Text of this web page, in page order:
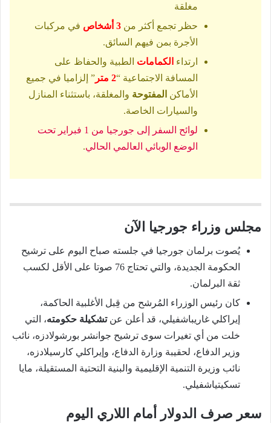
مغلقة
حظر تجمع أكثر من 3 أشخاص
في مركبات
الأجرة بمن فيهم السائق.
ارتداء الكمامات الطبية والحفاظ على
المسافة الاجتماعية “2 متر
” إلزاميا في جميع
الأماكن المفتوحة والمغلقة، باستثناء المنازل
والسيارات الخاصة.
لوائح السفر إلى جورجيا من 1 فبراير تحت
الوضع الوبائي العالمي الحالي.
مجلس وزراء جورجيا الآن
يُصوت برلمان جورجيا في جلسته صباح اليوم على ترشيح
الحكومة الجديدة، والتي تحتاج 76 صوتا على الأقل لكسب
ثقة البرلمان.
كان رئيس الوزراء المُرشح من قِبل الأغلبية الحاكمة،
إيراكلي غاريباشفيلي، قد أعلن عنتشكيلة حكومته، التي
خلت من أي تغيرات سوى ترشيح جوانشر بورشولادزه، نائب
وزير الدفاع، لحقيبة وزارة الدفاع، وإيراكلي كارسيلادزه،
نائب وزيرة التنمية الإقليمية والبنية التحتية المستقيلة، مايا
تسكيتياشفيلي.
سعر صرف الدولار أمام اللاري اليوم